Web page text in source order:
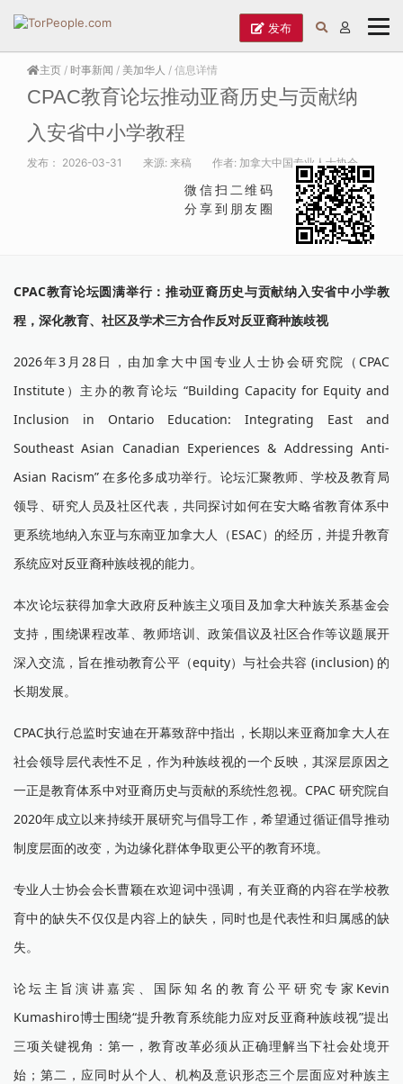
发布
主页 / 时事新闻 / 美加华人 / 信息详情
CPAC教育论坛推动亚裔历史与贡献纳
入安省中小学教程
发布： 2026-03-31 来源: 来稿 作者: 加拿大中国专业人士协会
微信扫二维码
分享到朋友圈
CPAC教育论坛圆满举行：推动亚裔历史与贡献纳入安省中小学教
程，深化教育、社区及学术三方合作反对反亚裔种族歧视
2026年3月28日，由加拿大中国专业人士协会研究院（CPAC
Institute）主办的教育论坛 “Building Capacity for Equity and
Inclusion in Ontario Education: Integrating East and
Southeast Asian Canadian Experiences & Addressing Anti-
Asian Racism” 在多伦多成功举行。论坛汇聚教师、学校及教育局
领导、研究人员及社区代表，共同探讨如何在安大略省教育体系中
更系统地纳入东亚与东南亚加拿大人（ESAC）的经历，并提升教育
系统应对反亚裔种族歧视的能力。
本次论坛获得加拿大政府反种族主义项目及加拿大种族关系基金会
支持，围绕课程改革、教师培训、政策倡议及社区合作等议题展开
深入交流，旨在推动教育公平（equity）与社会共容 (inclusion) 的
长期发展。
CPAC执行总监时安迪在开幕致辞中指出，长期以来亚裔加拿大人在
社会领导层代表性不足，作为种族歧视的一个反映，其深层原因之
一正是教育体系中对亚裔历史与贡献的系统性忽视。CPAC 研究院自
2020年成立以来持续开展研究与倡导工作，希望通过循证倡导推动
制度层面的改变，为边缘化群体争取更公平的教育环境。
专业人士协会会长曹颖在欢迎词中强调，有关亚裔的内容在学校教
育中的缺失不仅仅是内容上的缺失，同时也是代表性和归属感的缺
失。
论坛主旨演讲嘉宾、国际知名的教育公平研究专家Kevin
Kumashiro博士围绕“提升教育系统能力应对反亚裔种族歧视”提出
三项关键视角：第一，教育改革必须从正确理解当下社会处境开
始；第二，应同时从个人、机构及意识形态三个层面应对种族主